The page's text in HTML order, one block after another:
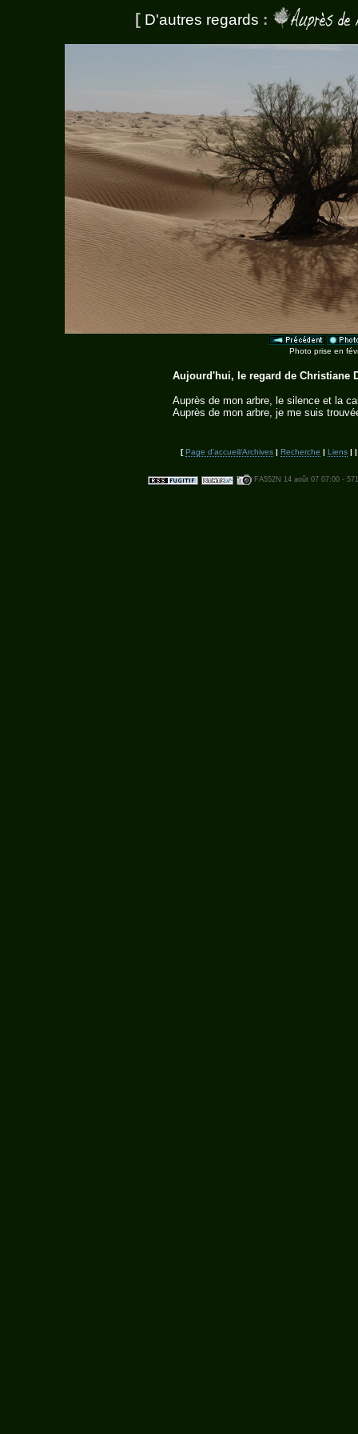
[ D'autres regards :
Photo prise en
Aujourd'hui, le regard de Christiane
Auprès de mon arbre, le silence et la
Auprès de mon arbre, je me suis
[Page d'accueil/Archives| Recherche | Liens|
FA552N 14 août 07 07:00 -